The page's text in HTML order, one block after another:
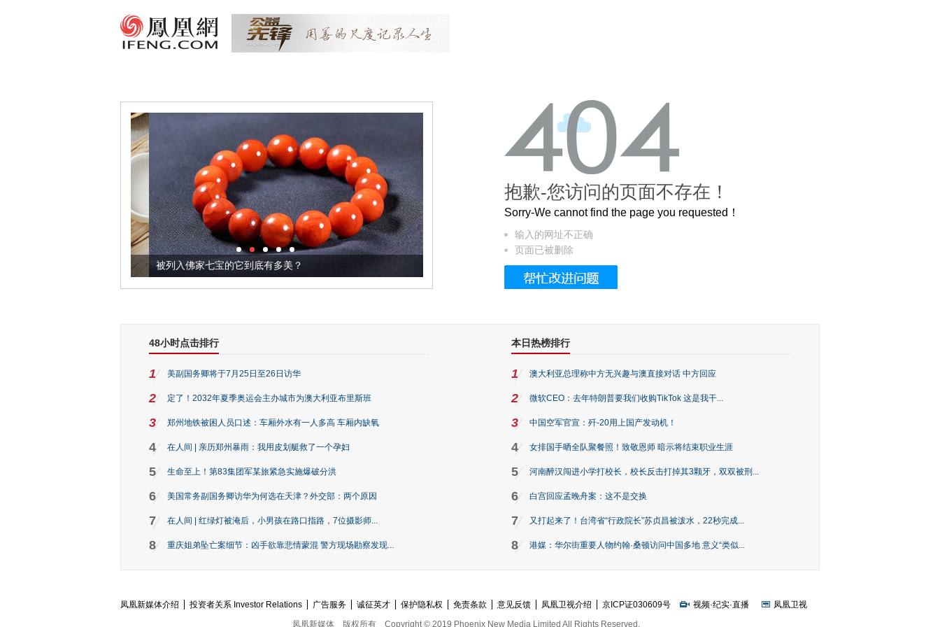
被列入佛家七宝的它到底有多美？ 这个3.2米的长卷，还原了600岁的紫禁城
抱歉-您访问的页面不存在！
Sorry-We cannot find the page you requested！
输入的网址不正确
页面已被删除
48小时点击排行
1 美副国务卿将于7月25日至26日访华
2 定了！2032年夏季奥运会主办城市为澳大利亚布里斯班
3 郑州地铁被困人员口述：车厢外水有一人多高 车厢内缺氧
4 在人间 | 亲历郑州暴雨：我用皮划艇救了一个孕妇
5 生命至上！第83集团军某旅紧急实施爆破分洪
6 美国常务副国务卿访华为何选在天津？外交部：两个原因
7 在人间 | 红绿灯被淹后，小男孩在路口指路，7位摄影师...
8 重庆姐弟坠亡案细节：凶手欲靠悲情蒙混 警方现场勘察发现...
本日热榜排行
1 澳大利亚总理称中方无兴趣与澳直接对话 中方回应
2 微软CEO：去年特朗普要我们收购TikTok 这是我干...
3 中国空军官宣：歼-20用上国产发动机！
4 女排国手晒全队聚餐照！致敬恩师 暗示将结束职业生涯
5 河南醉汉闯进小学打校长，校长反击打掉其3颗牙，双双被刑...
6 白宫回应孟晚舟案：这不是交换
7 又打起来了！台湾省“行政院长”苏贞昌被泼水，22秒完成...
8 港媒：华尔街重要人物约翰·桑顿访问中国多地 意义“类似...
凤凰新媒体介绍 投资者关系 Investor Relations 广告服务 诚征英才 保护隐私权 免责条款 意见反馈 凤凰卫视介绍 京ICP证030609号 视频·纪实·直播
凤凰卫视
凤凰新媒体
版权所有 Copyright © 2019 Phoenix New Media Limited All Rights Reserved.